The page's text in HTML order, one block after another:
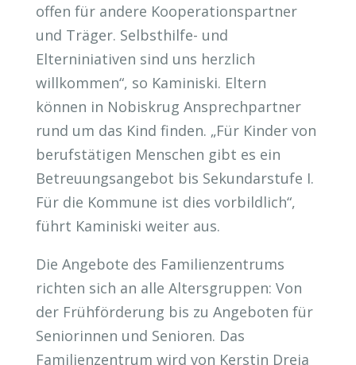
offen für andere Kooperationspartner
und Träger. Selbsthilfe- und
Elterniniativen sind uns herzlich
willkommen“, so Kaminiski. Eltern
können in Nobiskrug Ansprechpartner
rund um das Kind finden. „Für Kinder von
berufstätigen Menschen gibt es ein
Betreuungsangebot bis Sekundarstufe I.
Für die Kommune ist dies vorbildlich“,
führt Kaminiski weiter aus.
Die Angebote des Familienzentrums
richten sich an alle Altersgruppen: Von
der Frühförderung bis zu Angeboten für
Seniorinnen und Senioren. Das
Familienzentrum wird von Kerstin Dreja